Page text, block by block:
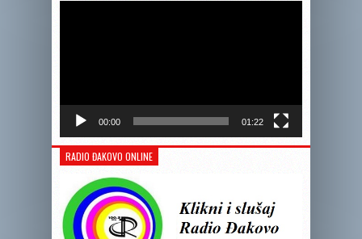
00:00 01:22
RADIO ĐAKOVO ONLINE